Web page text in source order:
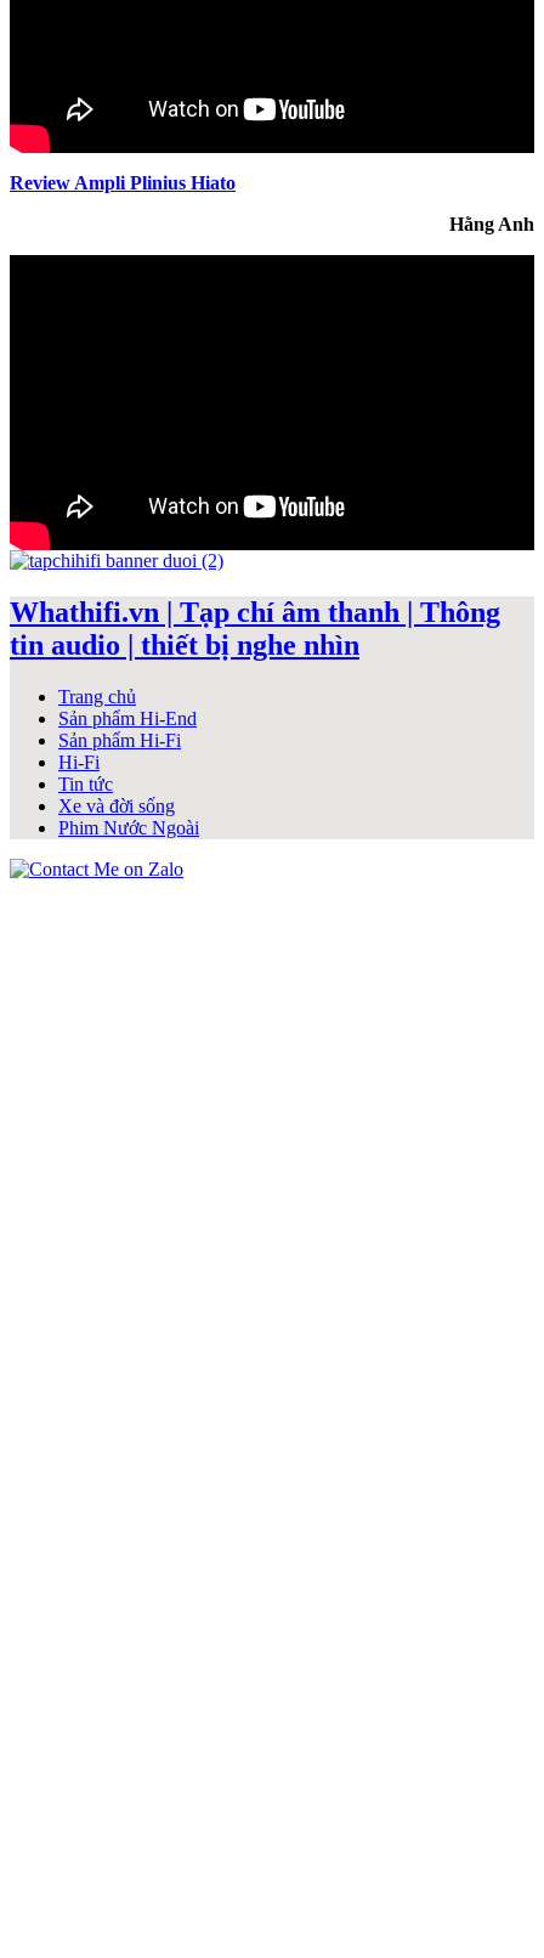
Review Ampli Plinius Hiato
Hằng Anh
Whathifi.vn | Tạp chí âm thanh | Thông
tin audio | thiết bị nghe nhìn
Trang chủ
Sản phẩm Hi-End
Sản phẩm Hi-Fi
Hi-Fi
Tin tức
Xe và đời sống
Phim Nước Ngoài